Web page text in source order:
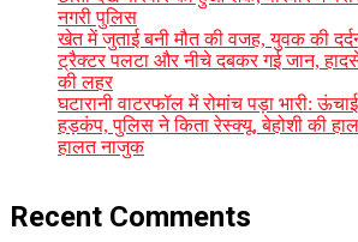
नगरी पुलिस
खेत में जुताई बनी मौत की वजह, युवक की
ट्रैक्टर पलटा और नीचे दबकर गई जान,
की लहर
घटारानी वाटरफॉल में रोमांच पड़ा भारी:
हड़कंप, पुलिस ने किता रेस्क्यू, बेहोशी की
हालत नाजुक
Recent Comments